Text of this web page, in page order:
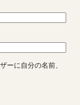
ーに自分の名前、